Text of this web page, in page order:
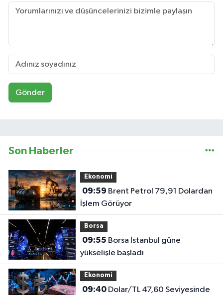
Gönder
Son Haberler
Ekonomi
09:59
İşlem Görüyor
Borsa
09:55
yükselişle başladı
Ekonomi
09:40Dolar/TL 47,60 Seviyesinde